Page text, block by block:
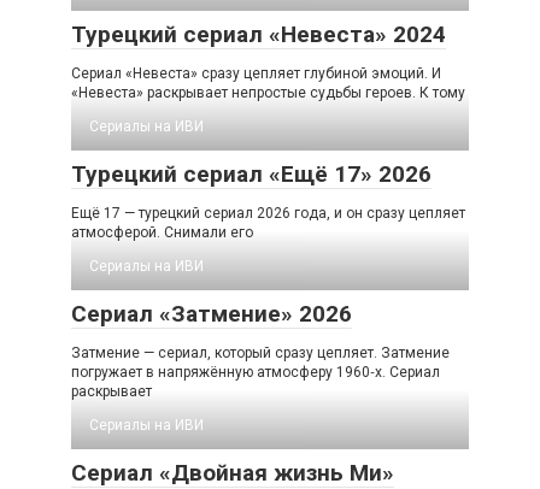
Турецкий сериал «Невеста» 2024
Сериал «Невеста» сразу цепляет глубиной эмоций. И
«Невеста» раскрывает непростые судьбы героев. К тому
Сериалы на ИВИ
Турецкий сериал «Ещё 17» 2026
Ещё 17 — турецкий сериал 2026 года, и он сразу цепляет
атмосферой. Снимали его
Сериалы на ИВИ
Сериал «Затмение» 2026
Затмение — сериал, который сразу цепляет. Затмение
погружает в напряжённую атмосферу 1960‑х. Сериал
раскрывает
Сериалы на ИВИ
Сериал «Двойная жизнь Ми»